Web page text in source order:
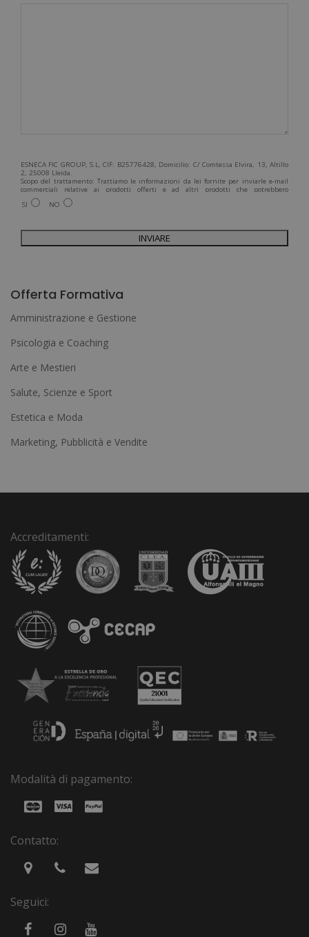
ESNECA FIC GROUP, S.L, CIF: B25776428, Domicilio: C/ Comtessa Elvira, 13, Altillo
2, 25008 Lleida.
Scopo del trattamento: Trattiamo le informazioni da lei fornite per inviarle e-mail
commerciali relative ai prodotti offerti e ad altri prodotti che potrebbero
interessarla. Legittimazione del trattamento: Consenso dell'interessato. Diritti:
Può esercitare i suoi diritti identificandosi sufficientemente e contattandoci
ricevere informazioni commerciali (per telefono e/o via e-mail):
SI NO
l
r
n
a
v
Offerta Formativa
Amministrazione e Gestione
Psicologia e Coaching
Arte e Mestieri
Salute, Scienze e Sport
Estetica e Moda
Marketing, Pubblicità e Vendite
Accreditamenti:
Modalità di pagamento:
Contatto:
Seguici: